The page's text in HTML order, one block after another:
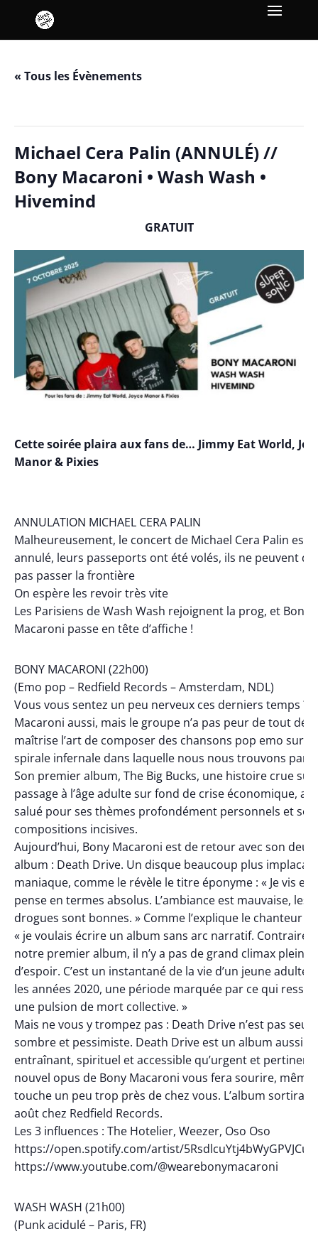
« Tous les Évènements
Michael Cera Palin (ANNULÉ) //
Bony Macaroni • Wash Wash •
Hivemind
GRATUIT
Cette soirée plaira aux fans de… Jimmy Eat World,
Manor & Pixies
ANNULATION MICHAEL CERA PALIN
Malheureusement, le concert de Michael Cera Palin est
annulé, leurs passeports ont été volés, ils ne peuvent
pas passer la frontière
On espère les revoir très vite
Les Parisiens de Wash Wash rejoignent la prog, et Bony
Macaroni passe en tête d’affiche !
BONY MACARONI (22h00)
(Emo pop – Redfield Records – Amsterdam, NDL)
Vous vous sentez un peu nerveux ces derniers temps ?
Macaroni aussi, mais le groupe n’a pas peur de tout
maîtrise l’art de composer des chansons pop emo sur la
spirale infernale dans laquelle nous nous trouvons
Son premier album, The Big Bucks, une histoire crue sur
passage à l’âge adulte sur fond de crise économique, a
salué pour ses thèmes profondément personnels et ses
compositions incisives.
Aujourd’hui, Bony Macaroni est de retour avec son
album : Death Drive. Un disque beaucoup plus
maniaque, comme le révèle le titre éponyme : « Je vis et
pense en termes absolus. L’ambiance est mauvaise, les
drogues sont bonnes. » Comme l’explique le chanteur
« je voulais écrire un album sans arc narratif.
notre premier album, il n’y a pas de grand climax plein
d’espoir. C’est un instantané de la vie d’un jeune adulte
les années 2020, une période marquée par ce qui
une pulsion de mort collective. »
Mais ne vous y trompez pas : Death Drive n’est pas
sombre et pessimiste. Death Drive est un album aussi
entraînant, spirituel et accessible qu’urgent et pertinent.
nouvel opus de Bony Macaroni vous fera sourire, même
touche un peu trop près de chez vous. L’album sortira
août chez Redfield Records.
Les 3 influences : The Hotelier, Weezer, Oso Oso
https://open.spotify.com/artist/
https://www.youtube.com/@wearebonymacaroni
WASH WASH (21h00)
(Punk acidulé – Paris, FR)